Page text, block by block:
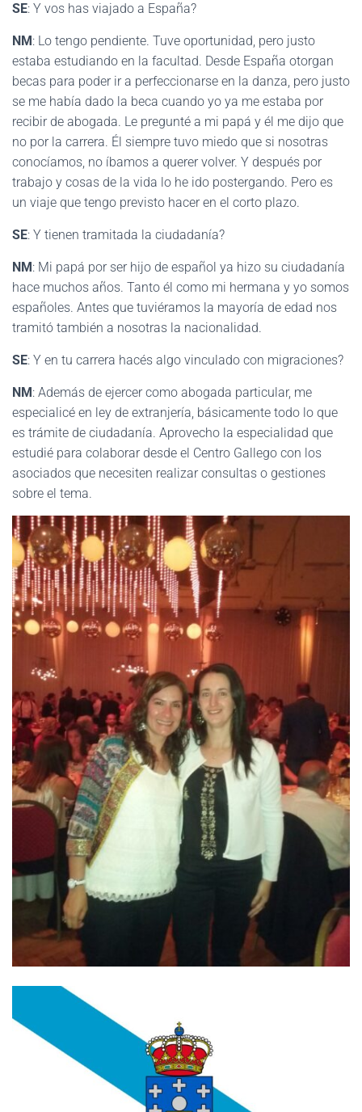
SE: Y vos has viajado a España?
NM : Lo tengo pendiente. Tuve oportunidad, pero justo
estaba estudiando en la facultad. Desde España otorgan
becas para poder ir a perfeccionarse en la danza, pero justo
se me había dado la beca cuando yo ya me estaba por
recibir de abogada. Le pregunté a mi papá y él me dijo que
no por la carrera. Él siempre tuvo miedo que si nosotras
conocíamos, no íbamos a querer volver. Y después por
trabajo y cosas de la vida lo he ido postergando. Pero es
un viaje que tengo previsto hacer en el corto plazo.
SE: Y tienen tramitada la ciudadanía?
NM : Mi papá por ser hijo de español ya hizo su ciudadanía
hace muchos años. Tanto él como mi hermana y yo somos
españoles. Antes que tuviéramos la mayoría de edad nos
tramitó también a nosotras la nacionalidad.
SE: Y en tu carrera hacés algo vinculado con migraciones?
NM : Además de ejercer como abogada particular, me
especialicé en ley de extranjería, básicamente todo lo que
es trámite de ciudadanía. Aprovecho la especialidad que
estudié para colaborar desde el Centro Gallego con los
asociados que necesiten realizar consultas o gestiones
sobre el tema.